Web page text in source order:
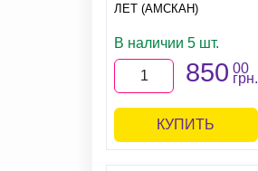
ЛЕТ (АМСКАН)
В наличии 5 шт.
850 00
грн.
КУПИТЬ